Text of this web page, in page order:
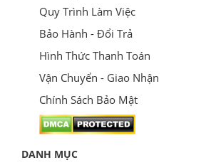
Quy Trình Làm Việc
Bảo Hành - Đổi Trả
Hình Thức Thanh Toán
Vận Chuyển - Giao Nhận
Chính Sách Bảo Mật
DANH MỤC